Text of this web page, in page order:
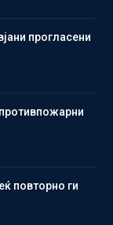
прогласени
повторно ги